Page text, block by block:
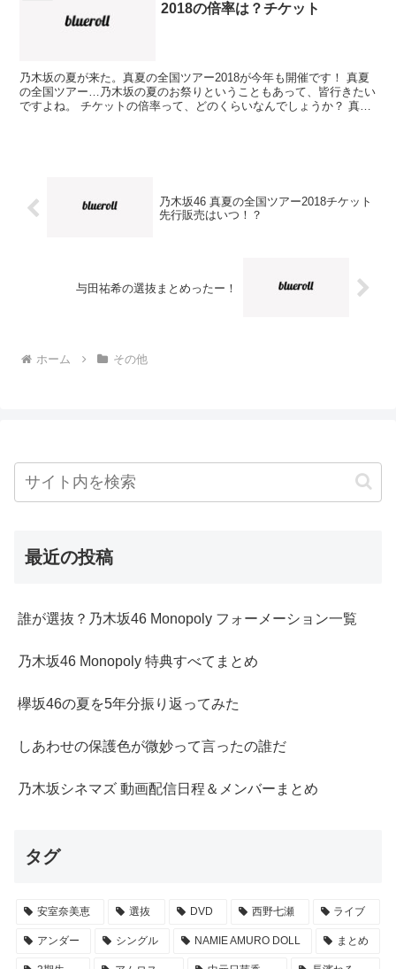
2018の倍率は？チケット
乃木坂の夏が来た。真夏の全国ツアー2018が今年も開催です！ 真夏
の全国ツアー…乃木坂の夏のお祭りということもあって、皆行きたい
ですよね。 チケットの倍率って、どのくらいなんでしょうか？ 真夏
乃木坂46 真夏の全国ツアー2018チケット
先行販売はいつ！？
与田祐希の選抜まとめったー！
ホーム その他
最近の投稿
誰が選抜？乃木坂46 Monopoly フォーメーション一覧
乃木坂46 Monopoly 特典すべてまとめ
欅坂46の夏を5年分振り返ってみた
しあわせの保護色が微妙って言ったの誰だ
乃木坂シネマズ 動画配信日程＆メンバーまとめ
タグ
安室奈美恵 選抜 DVD 西野七瀬 ライブ
アンダー シングル NAMIE AMURO DOLL まとめ